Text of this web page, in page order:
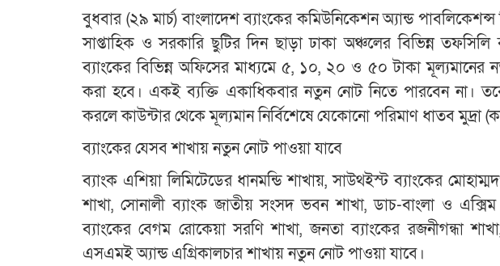
বুধবার (২৯ মার্চ) বাংলাদেশ ব্যাংকের কমিউনিকেশন অ্যান্ড
সাপ্তাহিক ও সরকারি ছুটির দিন ছাড়া ঢাকা অঞ্চলের বিভিন্ন
ব্যাংকের বিভিন্ন অফিসের মাধ্যমে ৫, ১০, ২০ ও ৫০ টাকা মূল্যমানের
করা হবে। একই ব্যক্তি একাধিকবার নতুন নোট নিতে পারবেন না।
করলে কাউন্টার থেকে মূল্যমান নির্বিশেষে যেকোনো পরিমাণ ধাতব মুদ্রা
ব্যাংকের যেসব শাখায় নতুন নোট পাওয়া যাবে
ব্যাংক এশিয়া লিমিটেডের ধানমন্ডি শাখায়, সাউথইস্ট ব্যাংকের
শাখা, সোনালী ব্যাংক জাতীয় সংসদ ভবন শাখা, ডাচ-বাংলা ও এক্সিম
ব্যাংকের বেগম রোকেয়া সরণি শাখা, জনতা ব্যাংকের রজনীগন্ধা
এসএমই অ্যান্ড এগ্রিকালচার শাখায় নতুন নোট পাওয়া যাবে।